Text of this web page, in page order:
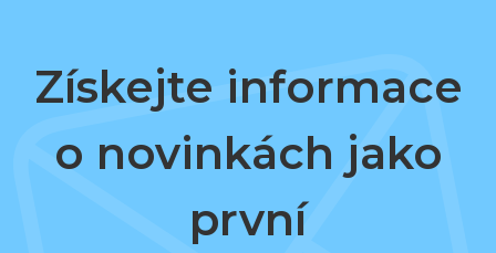
Získejte informace
o novinkách jako
první